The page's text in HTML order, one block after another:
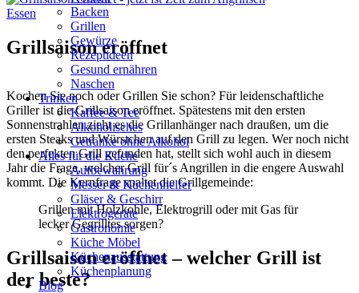
Backen
Grillen
Gewürze
Rezeptideen
Gesund ernähren
Naschen
Trinken
Kaffee & Tee
Alkoholisches
Getränke ohne Alkohol
Alles für die Küche
Aufbewahrung
Messer & Küchenhelfer
Gläser & Geschirr
Elektrogeräte
Gastronomie
Küche Möbel
Küchenausstattung
Küchenplanung
Blog
Essen
Grillsaison eröffnet
Kochen Sie noch oder Grillen Sie schon? Für leidenschaftliche
Griller ist die Grillsaison eröffnet. Spätestens mit den ersten
Sonnenstrahlen zieht es die Grillanhänger nach draußen, um die
ersten Steaks und Würstchen auf den Grill zu legen. Wer noch nicht
den perfekten Grill gefunden hat, stellt sich wohl auch in diesem
Jahr die Frage, welcher Grill für´s Angrillen in die engere Auswahl
kommt. Die Kernfrage spaltet die Grillgemeinde:
Grillen mit Holzkohle, Elektrogrill oder mit Gas für
lecker Gegrilltes sorgen?
Grillsaison eröffnet – welcher Grill ist
der beste?